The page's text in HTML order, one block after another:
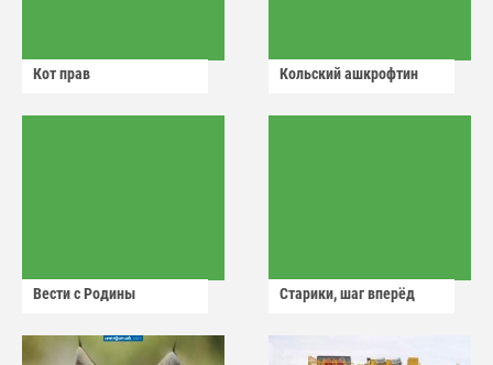
Кот прав Кольский ашкрофтин
Вести с Родины Старики, шаг вперёд